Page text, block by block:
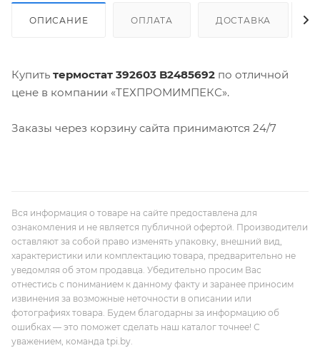
ОПИСАНИЕ ОПЛАТА ДОСТАВКА
Купить термостат 392603 B2485692 по отличной
цене в компании «ТЕХПРОМИМПЕКС».
Заказы через корзину сайта принимаются 24/7
Вся информация о товаре на сайте предоставлена для
ознакомления и не является публичной офертой. Производители
оставляют за собой право изменять упаковку, внешний вид,
характеристики или комплектацию товара, предварительно не
уведомляя об этом продавца. Убедительно просим Вас
отнестись с пониманием к данному факту и заранее приносим
извинения за возможные неточности в описании или
фотографиях товара. Будем благодарны за информацию об
ошибках — это поможет сделать наш каталог точнее! С
уважением, команда tpi.by.